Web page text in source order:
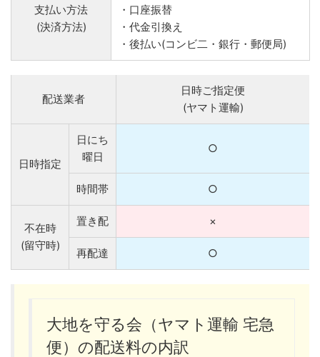
支払い方法
(決済方法)
・口座振替
・代金引換え
・後払い(コンビ二・銀行・郵便局)
配送業者
日時ご指定便
(ヤマト運輸)
日時指定
日にち
曜日
○
時間帯 ○
不在時
(留守時)
置き配 ×
再配達 ○
大地を守る会（ヤマト運輸 宅急
便）の配送料の内訳